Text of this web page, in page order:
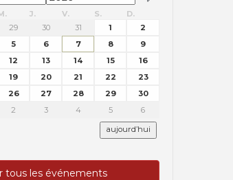
J. V. S.
D.
29 30 31 1
2
5 6 7 8
9
12 13 14 15
16
19 20 21 22
23
26 27 28 29
30
2 3 4 5 6
aujourd’hui
tous les événements